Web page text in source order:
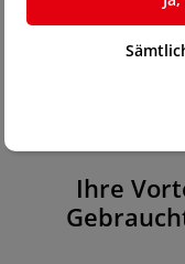
Ihre